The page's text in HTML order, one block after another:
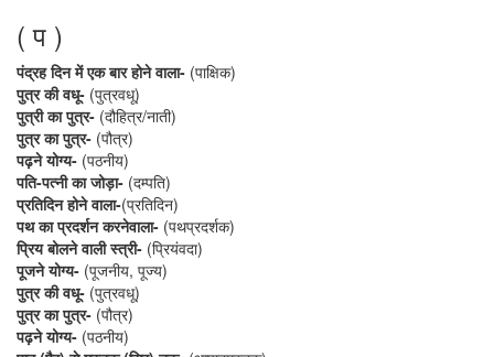
( प )
पंद्रह दिन में एक बार होने वाला- (पाक्षिक)
पुत्र की वधू- (पुत्रवधू)
पुत्री का पुत्र- (दौहित्र/नाती)
पुत्र का पुत्र- (पौत्र)
पढ़ने योग्य- (पठनीय)
पति-पत्नी का जोड़ा- (दम्पति)
प्रतिदिन होने वाला-(प्रतिदिन)
पथ का प्रदर्शन करनेवाला- (पथप्रदर्शक)
प्रिय बोलने वाली स्त्री- (प्रियंवदा)
पूजने योग्य- (पूजनीय, पूज्य)
पुत्र की वधू- (पुत्रवधू)
पुत्र का पुत्र- (पौत्र)
पढ़ने योग्य- (पठनीय)